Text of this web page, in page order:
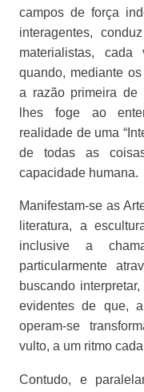
campos de força
interagentes,
materialistas,
quando, mediante
a razão primeira de
lhes foge ao
realidade de uma
de todas as
capacidade humana.
Manifestam-se as
literatura, a
inclusive a
particularmente
buscando
evidentes de que,
operam-se
vulto, a um ritmo
Contudo, e